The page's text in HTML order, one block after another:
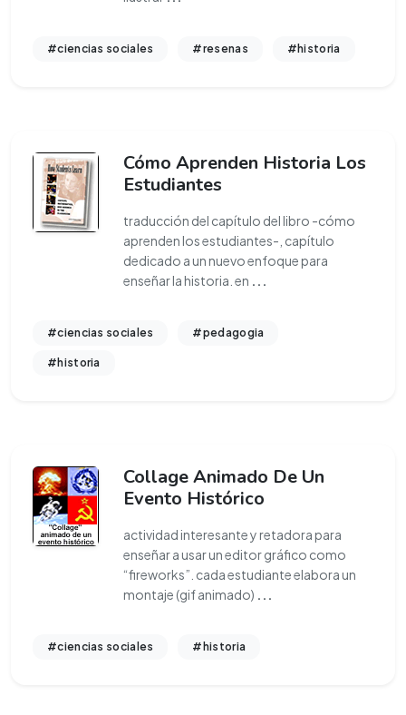
#ciencias sociales #resenas #historia
Cómo Aprenden Historia Los
Estudiantes
traducción del capítulo del libro -cómo
aprenden los estudiantes-, capítulo
dedicado a un nuevo enfoque para
enseñar la historia. en ...
#ciencias sociales #pedagogia
#historia
Collage Animado De Un
Evento Histórico
actividad interesante y retadora para
enseñar a usar un editor gráfico como
“fireworks”. cada estudiante elabora un
montaje (gif animado) ...
#ciencias sociales #historia